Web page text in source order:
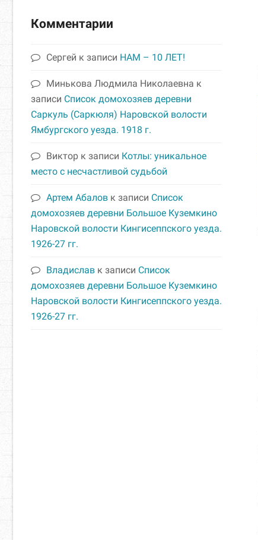
Комментарии
Сергей к записи НАМ – 10 ЛЕТ!
Минькова Людмила Николаевна к
записи Список домохозяев деревни
Саркуль (Саркюля) Наровской волости
Ямбургского уезда. 1918 г.
Виктор к записи Котлы: уникальное
место с несчастливой судьбой
Артем Абалов к записи Список
домохозяев деревни Большое Куземкино
Наровской волости Кингисеппского уезда.
1926-27 гг.
Владислав к записи Список
домохозяев деревни Большое Куземкино
Наровской волости Кингисеппского уезда.
1926-27 гг.